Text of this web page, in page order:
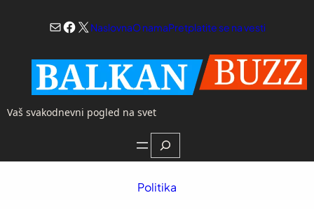
Mail
Facebook
X NaslovnaO namaPretplatite se na vesti
Vaš svakodnevni pogled na svet
Search
Politika